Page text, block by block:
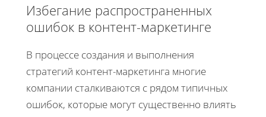
Избегание распространенных
ошибок в контент-маркетинге
В процессе создания и выполнения
стратегий контент-маркетинга многие
компании сталкиваются с рядом типичных
ошибок, которые могут существенно влиять